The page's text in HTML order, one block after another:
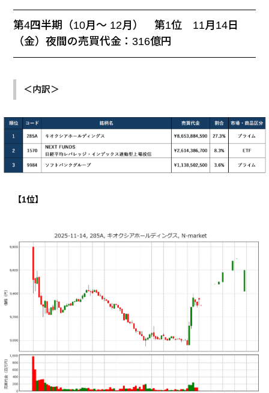
第4四半期（10月～ 12月） 第1位 11月14日
（金）夜間の売買代金：316億円
＜内訳＞
【1位】